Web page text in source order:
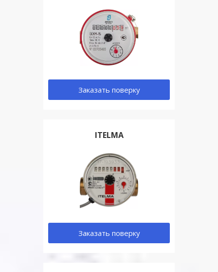
Заказать поверку
ITELMA
Заказать поверку